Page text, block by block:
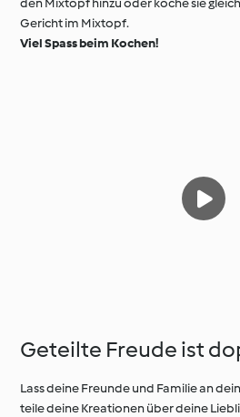
den Mixtopf hinzu oder koche sie
Gericht im Mixtopf.
Viel Spass beim Kochen!
Geteilte Freude ist
Lass deine Freunde und Familie an
teile deine Kreationen über deine